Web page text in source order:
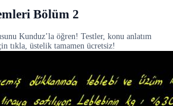
Bölüm 2
Kunduz’la öğren! Testler, konu anlatım
tıkla, üstelik tamamen ücretsiz!